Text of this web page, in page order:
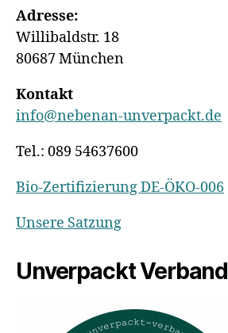
Adresse:
Willibaldstr. 18
80687 München
Kontakt
info@nebenan-unverpackt.de
Tel.: 089 54637600
Bio-Zertifizierung DE-ÖKO-006
Unsere Satzung
Unverpackt Verband